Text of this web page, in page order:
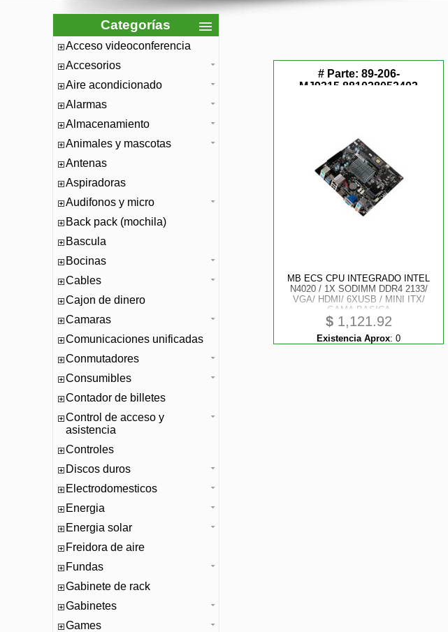
Categorías
Acceso videoconferencia
Accesorios
Aire acondicionado
Alarmas
Almacenamiento
Animales y mascotas
Antenas
Aspiradoras
Audifonos y micro
Back pack (mochila)
Bascula
Bocinas
Cables
Cajon de dinero
Camaras
Comunicaciones unificadas
Conmutadores
Consumibles
Contador de billetes
Control de acceso y
asistencia
Controles
Discos duros
Electrodomesticos
Energia
Energia solar
Freidora de aire
Fundas
Gabinete de rack
Gabinetes
Games
# Parte: 89-206-
MJ9315,881038052403
MB ECS CPU INTEGRADO INTEL
N4020 / 1X SODIMM DDR4 2133/
VGA/ HDMI/ 6XUSB / MINI ITX/
GAMA BASICA
$1,121.92
Existencia Aprox: 0